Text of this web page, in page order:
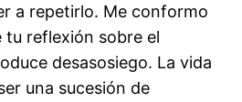
a repetirlo. Me conformo
tu reflexión sobre el
desasosiego. La vida
una sucesión de